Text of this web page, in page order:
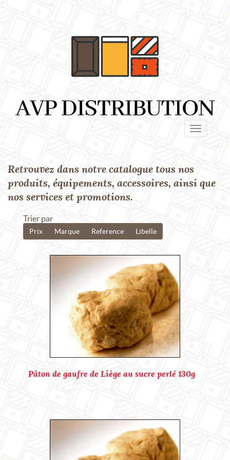
Toggle
Retrouvez dans notre catalogue tous nos
produits, équipements, accessoires, ainsi que
nos services et promotions.
Trier par
Prix Marque Reference Libelle
Pâton de gaufre de Liège au sucre perlé 130g
Ref. : P10051